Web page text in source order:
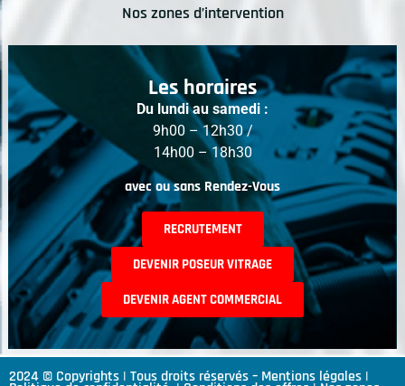
Nos zones d’intervention
Les horaires
Du lundi au samedi :
9h00 – 12h30 /
14h00 – 18h30
avec ou sans Rendez-Vous
RECRUTEMENT
DEVENIR POSEUR VITRAGE
DEVENIR AGENT COMMERCIAL
2024 © Copyrights | Tous droits réservés – Mentions légales |